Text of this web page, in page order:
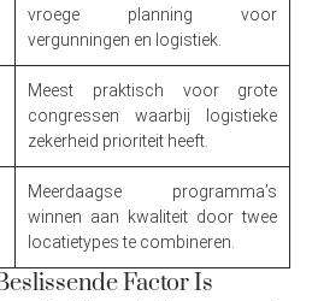
vroege planning voor
vergunningen en logistiek.
Meest praktisch voor grote
congressen waarbij logistieke
zekerheid prioriteit heeft.
Meerdaagse programma’s
winnen aan kwaliteit door twee
locatietypes te combineren.
Factor Is